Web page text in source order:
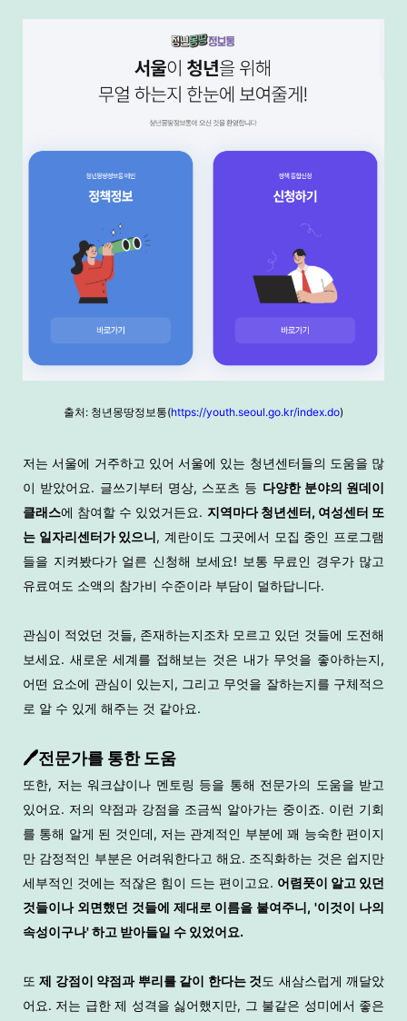
출처: 청년몽땅정보통(https://youth.seoul.go.kr/index.do)
저는 서울에 거주하고 있어 서울에 있는 청년센터들의 도움을 많
이 받았어요. 글쓰기부터 명상, 스포츠 등 다양한 분야의 원데이
클래스에 참여할 수 있었거든요. 지역마다 청년센터, 여성센터 또
는 일자리센터가 있으니, 계란이도 그곳에서 모집 중인 프로그램
들을 지켜봤다가 얼른 신청해 보세요! 보통 무료인 경우가 많고
유료여도 소액의 참가비 수준이라 부담이 덜하답니다.
관심이 적었던 것들, 존재하는지조차 모르고 있던 것들에 도전해
보세요. 새로운 세계를 접해보는 것은 내가 무엇을 좋아하는지,
어떤 요소에 관심이 있는지, 그리고 무엇을 잘하는지를 구체적으
로 알 수 있게 해주는 것 같아요.
🖊️전문가를 통한 도움
또한, 저는 워크샵이나 멘토링 등을 통해 전문가의 도움을 받고
있어요. 저의 약점과 강점을 조금씩 알아가는 중이죠. 이런 기회
를 통해 알게 된 것인데, 저는 관계적인 부분에 꽤 능숙한 편이지
만 감정적인 부분은 어려워한다고 해요. 조직화하는 것은 쉽지만
세부적인 것에는 적잖은 힘이 드는 편이고요. 어렴풋이 알고 있던
것들이나 외면했던 것들에 제대로 이름을 붙여주니, '이것이 나의
속성이구나' 하고 받아들일 수 있었어요.
또제 강점이 약점과 뿌리를 같이 한다는 것도 새삼스럽게 깨달았
어요. 저는 급한 제 성격을 싫어했지만, 그 불같은 성미에서 좋은